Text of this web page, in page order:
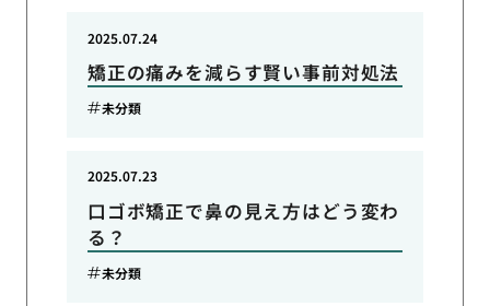
矯正の痛みを減らす賢い事前対処法
2025.07.24
未分類
口ゴボ矯正で鼻の見え方はどう変わ
る？
2025.07.23
未分類